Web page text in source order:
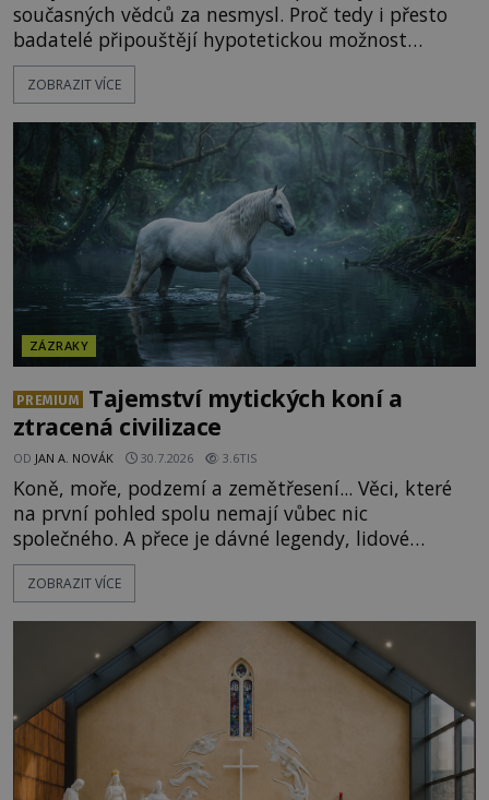
současných vědců za nesmysl. Proč tedy i přesto
badatelé připouštějí hypotetickou možnost
transmutace? Mohl její podstatu odhalit anglický
alchymista, vědec a dobrodruh Edward Kelly?
Měšťané pozorují konání muže, který se stává
nesmrtelnou legendou již během
ZOBRAZIT VÍCE
ZÁZRAKY
PREMIUM
Tajemství mytických koní a
ztracená civilizace
OD JAN A. NOVÁK 30.7.2026 3.6TIS
Koně, moře, podzemí a zemětřesení... Věci, které
na první pohled spolu nemají vůbec nic
společného. A přece je dávné legendy, lidové
pohádky i podvědomí psychicky nemocných lidí
podivným způsobem vzájemně propojují. Je
tajemství pocházející ze samých počátků lidské
civilizace? Nebo dokonce z temných vod minulosti
ještě mnohem hlubších? [g
ZOBRAZIT VÍCE